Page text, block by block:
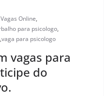
Vagas Online,
para psicologo,
,vaga para psicologo
vagas para
do